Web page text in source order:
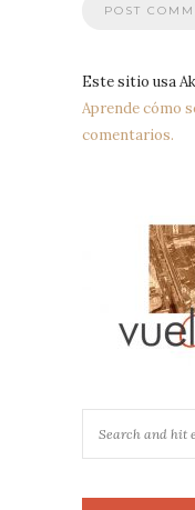
Este sitio usa
Aprende cómo
comentarios.